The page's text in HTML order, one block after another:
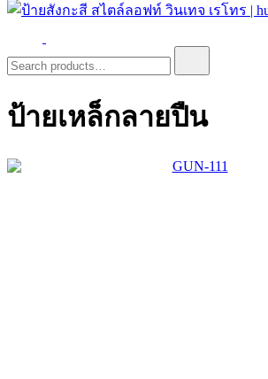
ป้ายสังกะสี สไตล์ลอฟท์ วินเทจ เรโทร |
ป้ายวินเทจ แต่งบ้าน ร้านกาแฟ ผับ โรงแร
for:
ป้ายเหล็กลายปืน